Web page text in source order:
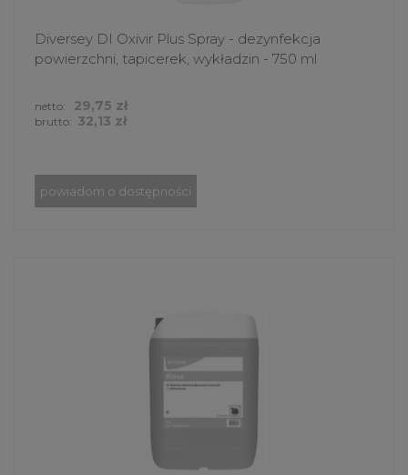
Diversey DI Oxivir Plus Spray - dezynfekcja
powierzchni, tapicerek, wykładzin - 750 ml
brutto: 32,13 zł
netto: 29,75 zł
powiadom o dostępności